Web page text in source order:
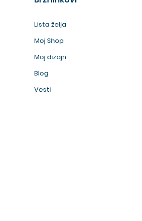
Lista želja
Moj Shop
Moj dizajn
Blog
Vesti